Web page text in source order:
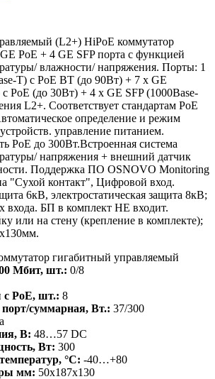
(L2+) HiPoE коммутатор
PoE + 4 GE SFP порта с функцией
влажности/ напряжения. Порты: 1
T) с PoE BT (до 90Вт) + 7 x GE
PoE (до 30Вт) + 4 x GE SFP (1000Base-
L2+. Соответствует стандартам PoE
определение и режим
управление питанием.
PoE до 300Вт.Встроенная система
напряжения + внешний датчик
Поддержка ПО OSNOVO Monitoring
"Сухой контакт", Цифровой вход.
6кВ, электростатическая защита 8кВ;
входа. БП в комплект НЕ входит.
или на стену (крепление в комплекте);
гигабитный управляемый
Мбит, шт.: 0/8
PoE, шт.: 8
суммарная, Вт.: 37/300
В: 48…57 DC
Вт: 300
°С: -40…+80
мм: 50х187х130